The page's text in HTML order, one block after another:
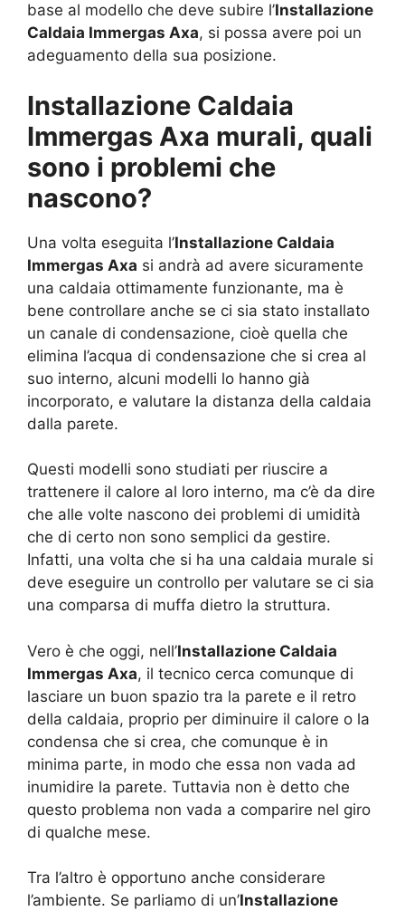
base al modello che deve subire l’Installazione
Caldaia Immergas Axa, si possa avere poi un
adeguamento della sua posizione.
Installazione Caldaia
Immergas Axa murali, quali
sono i problemi che
nascono?
Una volta eseguita l’Installazione Caldaia
Immergas Axa si andrà ad avere sicuramente
una caldaia ottimamente funzionante, ma è
bene controllare anche se ci sia stato installato
un canale di condensazione, cioè quella che
elimina l’acqua di condensazione che si crea al
suo interno, alcuni modelli lo hanno già
incorporato, e valutare la distanza della caldaia
dalla parete.
Questi modelli sono studiati per riuscire a
trattenere il calore al loro interno, ma c’è da dire
che alle volte nascono dei problemi di umidità
che di certo non sono semplici da gestire.
Infatti, una volta che si ha una caldaia murale si
deve eseguire un controllo per valutare se ci sia
una comparsa di muffa dietro la struttura.
Vero è che oggi, nell’Installazione Caldaia
Immergas Axa, il tecnico cerca comunque di
lasciare un buon spazio tra la parete e il retro
della caldaia, proprio per diminuire il calore o la
condensa che si crea, che comunque è in
minima parte, in modo che essa non vada ad
inumidire la parete. Tuttavia non è detto che
questo problema non vada a comparire nel giro
di qualche mese.
Tra l’altro è opportuno anche considerare
l’ambiente. Se parliamo di un’Installazione